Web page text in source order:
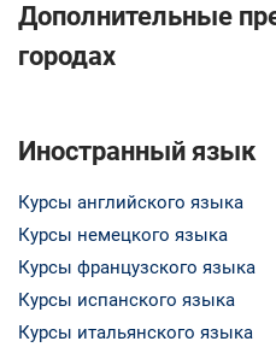
Дополнительные
городах
Иностранный язык
Курсы английского языка
Курсы немецкого языка
Курсы французского языка
Курсы испанского языка
Курсы итальянского языка